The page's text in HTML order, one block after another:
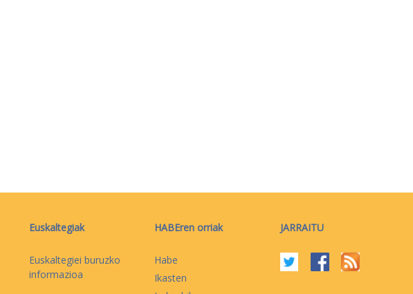
Euskaltegiak
Euskaltegiei buruzko
informazioa
HABEren orriak
Habe
Ikasten
JARRAITU